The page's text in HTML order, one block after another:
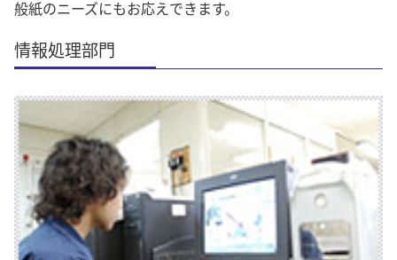
般紙のニーズにもお応えできます。
情報処理部門